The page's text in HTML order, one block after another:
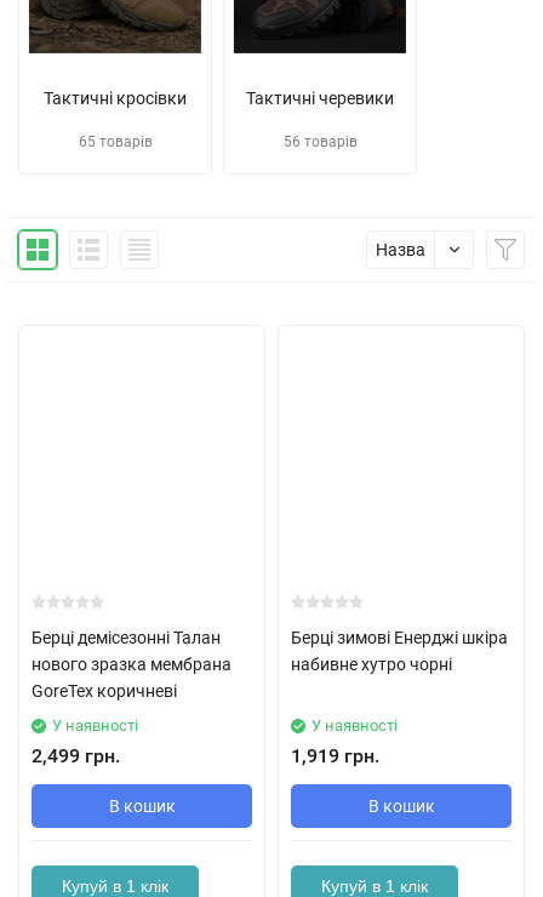
Тактичні кросівки
65 товарів
Тактичні черевики
56 товарів
Назва
Берці демісезонні Талан
нового зразка мембрана
GoreTex коричневі
У наявності
2,499 грн.
В кошик
Купуй в 1 клік
Берці зимові Енерджі шкіра
набивне хутро чорні
У наявності
1,919 грн.
В кошик
Купуй в 1 клік